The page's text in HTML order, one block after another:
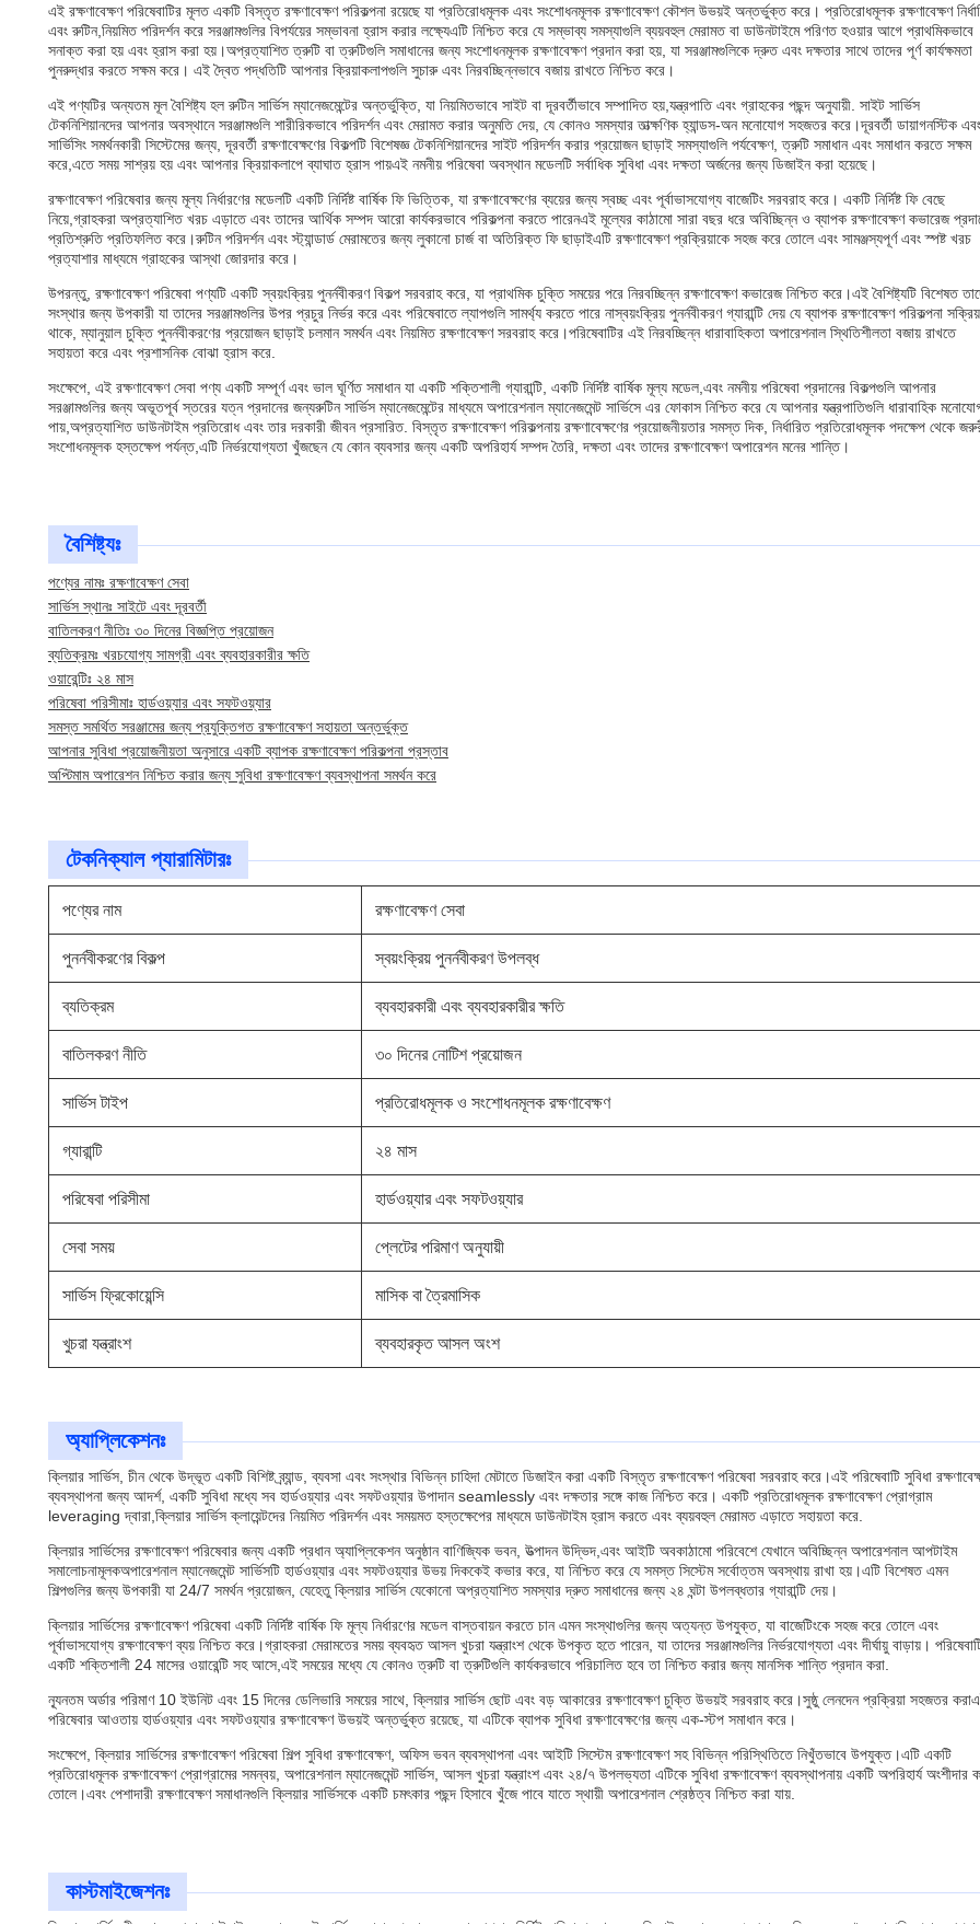
এই রক্ষণাবেক্ষণ পরিষেবাটির মূলত একটি বিস্তৃত রক্ষণাবেক্ষণ পরিকল্পনা রয়েছে যা প্রতিরোধমূলক এবং সংশোধনমূলক রক্ষণাবেক্ষণ কৌশল উভয়ই অন্তর্ভুক্ত করে। প্রতিরোধমূলক রক্ষণাবেক্ষণ
এবং রুটিন,নিয়মিত পরিদর্শন করে সরঞ্জামগুলির বিপর্যয়ের সম্ভাবনা হ্রাস করার লক্ষ্যেএটি নিশ্চিত করে যে সম্ভাব্য সমস্যাগুলি ব্যয়বহুল মেরামত বা ডাউনটাইমে পরিণত হওয়ার আগে প্রাথমিকভাবে
সনাক্ত করা হয় এবং হ্রাস করা হয়।অপ্রত্যাশিত ত্রুটি বা ত্রুটিগুলি সমাধানের জন্য সংশোধনমূলক রক্ষণাবেক্ষণ প্রদান করা হয়, যা সরঞ্জামগুলিকে দ্রুত এবং দক্ষতার সাথে তাদের পূর্ণ কার্যক্ষমতা
পুনরুদ্ধার করতে সক্ষম করে। এই দ্বৈত পদ্ধতিটি আপনার ক্রিয়াকলাপগুলি সুচারু এবং নিরবচ্ছিন্নভাবে বজায় রাখতে নিশ্চিত করে।
এই পণ্যটির অন্যতম মূল বৈশিষ্ট্য হল রুটিন সার্ভিস ম্যানেজমেন্টের অন্তর্ভুক্তি, যা নিয়মিতভাবে সাইট বা দূরবর্তীভাবে সম্পাদিত হয়,যন্ত্রপাতি এবং গ্রাহকের পছন্দ অনুযায়ী. সাইট সার্ভিস
টেকনিশিয়ানদের আপনার অবস্থানে সরঞ্জামগুলি শারীরিকভাবে পরিদর্শন এবং মেরামত করার অনুমতি দেয়, যে কোনও সমস্যার তাত্ক্ষণিক হ্যান্ডস-অন মনোযোগ সহজতর করে।দূরবর্তী ডায়াগনস্টিক এবং
সার্ভিসিং সমর্থনকারী সিস্টেমের জন্য, দূরবর্তী রক্ষণাবেক্ষণের বিকল্পটি বিশেষজ্ঞ টেকনিশিয়ানদের সাইট পরিদর্শন করার প্রয়োজন ছাড়াই সমস্যাগুলি পর্যবেক্ষণ, ত্রুটি সমাধান এবং সমাধান করতে সক্ষম
করে,এতে সময় সাশ্রয় হয় এবং আপনার ক্রিয়াকলাপে ব্যাঘাত হ্রাস পায়এই নমনীয় পরিষেবা অবস্থান মডেলটি সর্বাধিক সুবিধা এবং দক্ষতা অর্জনের জন্য ডিজাইন করা হয়েছে।
রক্ষণাবেক্ষণ পরিষেবার জন্য মূল্য নির্ধারণের মডেলটি একটি নির্দিষ্ট বার্ষিক ফি ভিত্তিক, যা রক্ষণাবেক্ষণের ব্যয়ের জন্য স্বচ্ছ এবং পূর্বাভাসযোগ্য বাজেটিং সরবরাহ করে। একটি নির্দিষ্ট ফি বেছে
নিয়ে,গ্রাহকরা অপ্রত্যাশিত খরচ এড়াতে এবং তাদের আর্থিক সম্পদ আরো কার্যকরভাবে পরিকল্পনা করতে পারেনএই মূল্যের কাঠামো সারা বছর ধরে অবিচ্ছিন্ন ও ব্যাপক রক্ষণাবেক্ষণ কভারেজ
প্রতিশ্রুতি প্রতিফলিত করে।রুটিন পরিদর্শন এবং স্ট্যান্ডার্ড মেরামতের জন্য লুকানো চার্জ বা অতিরিক্ত ফি ছাড়াইএটি রক্ষণাবেক্ষণ প্রক্রিয়াকে সহজ করে তোলে এবং সামঞ্জস্যপূর্ণ এবং স্পষ্ট খরচ
প্রত্যাশার মাধ্যমে গ্রাহকের আস্থা জোরদার করে।
উপরন্তু, রক্ষণাবেক্ষণ পরিষেবা পণ্যটি একটি স্বয়ংক্রিয় পুনর্নবীকরণ বিকল্প সরবরাহ করে, যা প্রাথমিক চুক্তি সময়ের পরে নিরবচ্ছিন্ন রক্ষণাবেক্ষণ কভারেজ নিশ্চিত করে।এই বৈশিষ্ট্যটি বিশেষত
সংস্থার জন্য উপকারী যা তাদের সরঞ্জামগুলির উপর প্রচুর নির্ভর করে এবং পরিষেবাতে ল্যাপগুলি সামর্থ্য করতে পারে নাস্বয়ংক্রিয় পুনর্নবীকরণ গ্যারান্টি দেয় যে ব্যাপক রক্ষণাবেক্ষণ পরিকল্পনা সক্রিয়
থাকে, ম্যানুয়াল চুক্তি পুনর্নবীকরণের প্রয়োজন ছাড়াই চলমান সমর্থন এবং নিয়মিত রক্ষণাবেক্ষণ সরবরাহ করে।পরিষেবাটির এই নিরবচ্ছিন্ন ধারাবাহিকতা অপারেশনাল স্থিতিশীলতা বজায় রাখতে
সহায়তা করে এবং প্রশাসনিক বোঝা হ্রাস করে.
সংক্ষেপে, এই রক্ষণাবেক্ষণ সেবা পণ্য একটি সম্পূর্ণ এবং ভাল ঘূর্ণিত সমাধান যা একটি শক্তিশালী গ্যারান্টি, একটি নির্দিষ্ট বার্ষিক মূল্য মডেল,এবং নমনীয় পরিষেবা প্রদানের বিকল্পগুলি আপনার
সরঞ্জামগুলির জন্য অভূতপূর্ব স্তরের যত্ন প্রদানের জন্যরুটিন সার্ভিস ম্যানেজমেন্টের মাধ্যমে অপারেশনাল ম্যানেজমেন্ট সার্ভিসে এর ফোকাস নিশ্চিত করে যে আপনার যন্ত্রপাতিগুলি ধারাবাহিক
পায়,অপ্রত্যাশিত ডাউনটাইম প্রতিরোধ এবং তার দরকারী জীবন প্রসারিত. বিস্তৃত রক্ষণাবেক্ষণ পরিকল্পনায় রক্ষণাবেক্ষণের প্রয়োজনীয়তার সমস্ত দিক, নির্ধারিত প্রতিরোধমূলক পদক্ষেপ থেকে
সংশোধনমূলক হস্তক্ষেপ পর্যন্ত,এটি নির্ভরযোগ্যতা খুঁজছেন যে কোন ব্যবসার জন্য একটি অপরিহার্য সম্পদ তৈরি, দক্ষতা এবং তাদের রক্ষণাবেক্ষণ অপারেশন মনের শান্তি।
বৈশিষ্ট্যঃ
পণ্যের নামঃ রক্ষণাবেক্ষণ সেবা
সার্ভিস স্থানঃ সাইটে এবং দূরবর্তী
বাতিলকরণ নীতিঃ ৩০ দিনের বিজ্ঞপ্তি প্রয়োজন
ব্যতিক্রমঃ খরচযোগ্য সামগ্রী এবং ব্যবহারকারীর ক্ষতি
ওয়ারেন্টিঃ ২৪ মাস
পরিষেবা পরিসীমাঃ হার্ডওয়্যার এবং সফটওয়্যার
সমস্ত সমর্থিত সরঞ্জামের জন্য প্রযুক্তিগত রক্ষণাবেক্ষণ সহায়তা অন্তর্ভুক্ত
আপনার সুবিধা প্রয়োজনীয়তা অনুসারে একটি ব্যাপক রক্ষণাবেক্ষণ পরিকল্পনা প্রস্তাব
অপ্টিমাম অপারেশন নিশ্চিত করার জন্য সুবিধা রক্ষণাবেক্ষণ ব্যবস্থাপনা সমর্থন করে
টেকনিক্যাল প্যারামিটারঃ
পণ্যের নাম রক্ষণাবেক্ষণ সেবা
পুনর্নবীকরণের বিকল্প স্বয়ংক্রিয় পুনর্নবীকরণ উপলব্ধ
ব্যতিক্রম ব্যবহারকারী এবং ব্যবহারকারীর ক্ষতি
বাতিলকরণ নীতি ৩০ দিনের নোটিশ প্রয়োজন
সার্ভিস টাইপ প্রতিরোধমূলক ও সংশোধনমূলক রক্ষণাবেক্ষণ
গ্যারান্টি ২৪ মাস
পরিষেবা পরিসীমা হার্ডওয়্যার এবং সফটওয়্যার
সেবা সময় প্লেটের পরিমাণ অনুযায়ী
সার্ভিস ফ্রিকোয়েন্সি মাসিক বা ত্রৈমাসিক
খুচরা যন্ত্রাংশ ব্যবহারকৃত আসল অংশ
অ্যাপ্লিকেশনঃ
ক্লিয়ার সার্ভিস, চীন থেকে উদ্ভূত একটি বিশিষ্ট ব্র্যান্ড, ব্যবসা এবং সংস্থার বিভিন্ন চাহিদা মেটাতে ডিজাইন করা একটি বিস্তৃত রক্ষণাবেক্ষণ পরিষেবা সরবরাহ করে।এই পরিষেবাটি সুবিধা
ব্যবস্থাপনা জন্য আদর্শ, একটি সুবিধা মধ্যে সব হার্ডওয়্যার এবং সফটওয়্যার উপাদান seamlessly এবং দক্ষতার সঙ্গে কাজ নিশ্চিত করে। একটি প্রতিরোধমূলক রক্ষণাবেক্ষণ প্রোগ্রাম
leveraging দ্বারা,ক্লিয়ার সার্ভিস ক্লায়েন্টদের নিয়মিত পরিদর্শন এবং সময়মত হস্তক্ষেপের মাধ্যমে ডাউনটাইম হ্রাস করতে এবং ব্যয়বহুল মেরামত এড়াতে সহায়তা করে.
ক্লিয়ার সার্ভিসের রক্ষণাবেক্ষণ পরিষেবার জন্য একটি প্রধান অ্যাপ্লিকেশন অনুষ্ঠান বাণিজ্যিক ভবন, উত্পাদন উদ্ভিদ,এবং আইটি অবকাঠামো পরিবেশে যেখানে অবিচ্ছিন্ন অপারেশনাল আপটাইম
সমালোচনামূলকঅপারেশনাল ম্যানেজমেন্ট সার্ভিসটি হার্ডওয়্যার এবং সফটওয়্যার উভয় দিককেই কভার করে, যা নিশ্চিত করে যে সমস্ত সিস্টেম সর্বোত্তম অবস্থায় রাখা হয়।এটি বিশেষত এমন
শিল্পগুলির জন্য উপকারী যা 24/7 সমর্থন প্রয়োজন, যেহেতু ক্লিয়ার সার্ভিস যেকোনো অপ্রত্যাশিত সমস্যার দ্রুত সমাধানের জন্য ২৪ ঘন্টা উপলব্ধতার গ্যারান্টি দেয়।
ক্লিয়ার সার্ভিসের রক্ষণাবেক্ষণ পরিষেবা একটি নির্দিষ্ট বার্ষিক ফি মূল্য নির্ধারণের মডেল বাস্তবায়ন করতে চান এমন সংস্থাগুলির জন্য অত্যন্ত উপযুক্ত, যা বাজেটিংকে সহজ করে তোলে এবং
পূর্বাভাসযোগ্য রক্ষণাবেক্ষণ ব্যয় নিশ্চিত করে।গ্রাহকরা মেরামতের সময় ব্যবহৃত আসল খুচরা যন্ত্রাংশ থেকে উপকৃত হতে পারেন, যা তাদের সরঞ্জামগুলির নির্ভরযোগ্যতা এবং দীর্ঘায়ু বাড়ায়।
একটি শক্তিশালী 24 মাসের ওয়ারেন্টি সহ আসে,এই সময়ের মধ্যে যে কোনও ত্রুটি বা ত্রুটিগুলি কার্যকরভাবে পরিচালিত হবে তা নিশ্চিত করার জন্য মানসিক শান্তি প্রদান করা.
ন্যূনতম অর্ডার পরিমাণ 10 ইউনিট এবং 15 দিনের ডেলিভারি সময়ের সাথে, ক্লিয়ার সার্ভিস ছোট এবং বড় আকারের রক্ষণাবেক্ষণ চুক্তি উভয়ই সরবরাহ করে।সুষ্ঠু লেনদেন প্রক্রিয়া সহজতর
পরিষেবার আওতায় হার্ডওয়্যার এবং সফটওয়্যার রক্ষণাবেক্ষণ উভয়ই অন্তর্ভুক্ত রয়েছে, যা এটিকে ব্যাপক সুবিধা রক্ষণাবেক্ষণের জন্য এক-স্টপ সমাধান করে।
সংক্ষেপে, ক্লিয়ার সার্ভিসের রক্ষণাবেক্ষণ পরিষেবা শিল্প সুবিধা রক্ষণাবেক্ষণ, অফিস ভবন ব্যবস্থাপনা এবং আইটি সিস্টেম রক্ষণাবেক্ষণ সহ বিভিন্ন পরিস্থিতিতে নিখুঁতভাবে উপযুক্ত।এটি একটি
প্রতিরোধমূলক রক্ষণাবেক্ষণ প্রোগ্রামের সমন্বয়, অপারেশনাল ম্যানেজমেন্ট সার্ভিস, আসল খুচরা যন্ত্রাংশ এবং ২৪/৭ উপলভ্যতা এটিকে সুবিধা রক্ষণাবেক্ষণ ব্যবস্থাপনায় একটি অপরিহার্য অংশীদার
তোলে।এবং পেশাদারী রক্ষণাবেক্ষণ সমাধানগুলি ক্লিয়ার সার্ভিসকে একটি চমৎকার পছন্দ হিসাবে খুঁজে পাবে যাতে স্থায়ী অপারেশনাল শ্রেষ্ঠত্ব নিশ্চিত করা যায়.
কাস্টমাইজেশনঃ